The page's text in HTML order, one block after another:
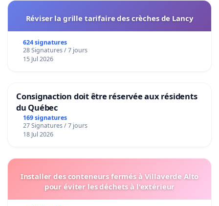
Réviser la grille tarifaire des crèches de Lancy
624 signatures
28 Signatures / 7 jours
15 Jul 2026
Consignaction doit être réservée aux résidents
du Québec
169 signatures
27 Signatures / 7 jours
18 Jul 2026
Installer des conteneurs fermés à Villaverde Alto
pour éviter les déchets à l'extérieur